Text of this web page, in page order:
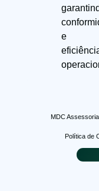
e
MDC
Política de